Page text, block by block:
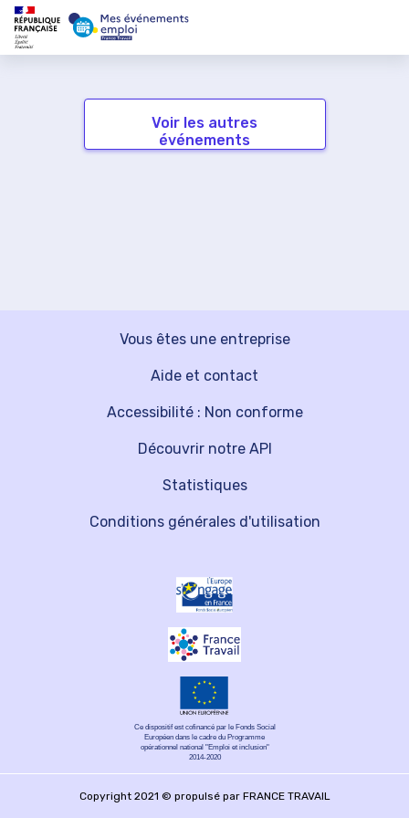
Voir les autres
événements
Vous êtes une entreprise
Découvrir notre API
Aide et contact
Statistiques
Accessibilité : Non conforme
Conditions générales d'utilisation
Ce dispositif est cofinancé par le Fonds Social
Européen dans le cadre du Programme
opérationnel national "Emploi et inclusion"
2014-2020
Copyright 2021 © propulsé par FRANCE TRAVAIL